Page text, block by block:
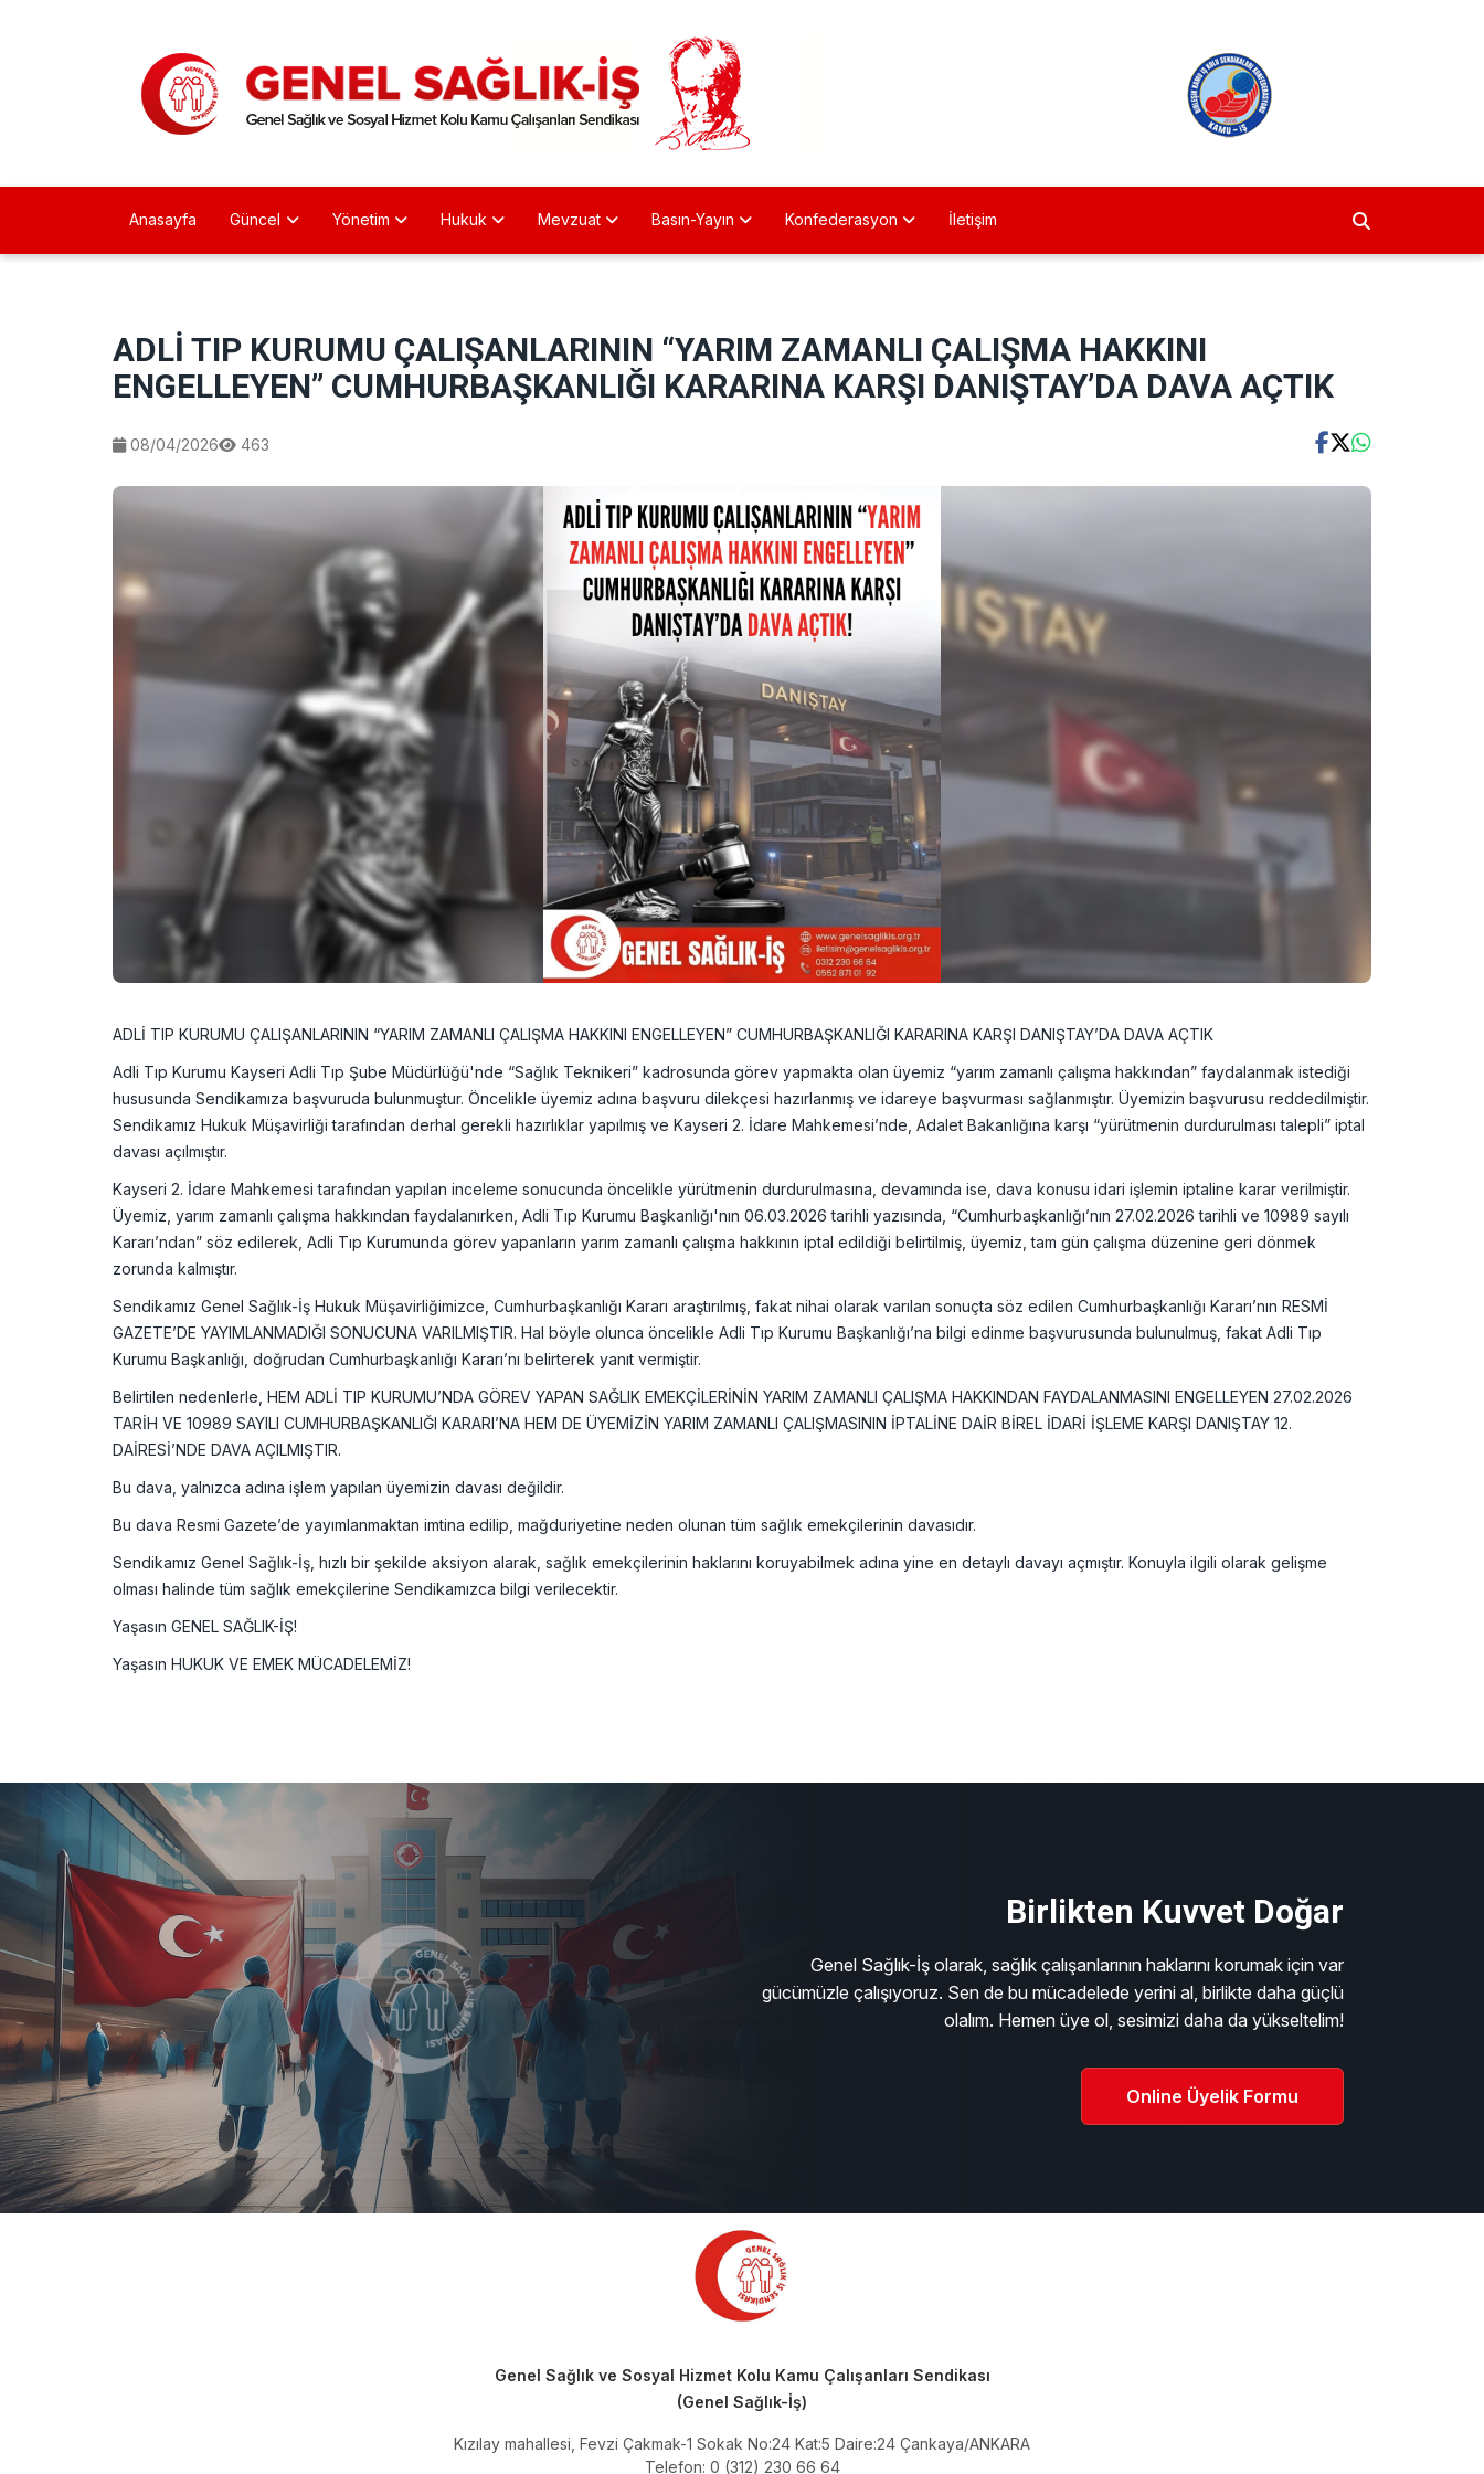
Anasayfa Güncel Yönetim Hukuk Mevzuat Basın-Yayın Konfederasyon İletişim
ADLİ TIP KURUMU ÇALIŞANLARININ “YARIM ZAMANLI ÇALIŞMA HAKKINI
ENGELLEYEN” CUMHURBAŞKANLIĞI KARARINA KARŞI DANIŞTAY’DA DAVA AÇTIK
08/04/2026 463
ADLİ TIP KURUMU ÇALIŞANLARININ “YARIM ZAMANLI ÇALIŞMA HAKKINI ENGELLEYEN” CUMHURBAŞKANLIĞI KARARINA KARŞI DANIŞTAY’DA DAVA AÇTIK
Adli Tıp Kurumu Kayseri Adli Tıp Şube Müdürlüğü'nde “Sağlık Teknikeri” kadrosunda görev yapmakta olan üyemiz “yarım zamanlı çalışma hakkından” faydalanmak istediği
hususunda Sendikamıza başvuruda bulunmuştur. Öncelikle üyemiz adına başvuru dilekçesi hazırlanmış ve idareye başvurması sağlanmıştır. Üyemizin başvurusu reddedilmiştir.
Sendikamız Hukuk Müşavirliği tarafından derhal gerekli hazırlıklar yapılmış ve Kayseri 2. İdare Mahkemesi’nde, Adalet Bakanlığına karşı “yürütmenin durdurulması talepli” iptal
davası açılmıştır.
Kayseri 2. İdare Mahkemesi tarafından yapılan inceleme sonucunda öncelikle yürütmenin durdurulmasına, devamında ise, dava konusu idari işlemin iptaline karar verilmiştir.
Üyemiz, yarım zamanlı çalışma hakkından faydalanırken, Adli Tıp Kurumu Başkanlığı'nın 06.03.2026 tarihli yazısında, “Cumhurbaşkanlığı’nın 27.02.2026 tarihli ve 10989 sayılı
Kararı’ndan” söz edilerek, Adli Tıp Kurumunda görev yapanların yarım zamanlı çalışma hakkının iptal edildiği belirtilmiş, üyemiz, tam gün çalışma düzenine geri dönmek
zorunda kalmıştır.
Sendikamız Genel Sağlık-İş Hukuk Müşavirliğimizce, Cumhurbaşkanlığı Kararı araştırılmış, fakat nihai olarak varılan sonuçta söz edilen Cumhurbaşkanlığı Kararı’nın RESMİ
GAZETE’DE YAYIMLANMADIĞI SONUCUNA VARILMIŞTIR. Hal böyle olunca öncelikle Adli Tıp Kurumu Başkanlığı’na bilgi edinme başvurusunda bulunulmuş, fakat Adli Tıp
Kurumu Başkanlığı, doğrudan Cumhurbaşkanlığı Kararı’nı belirterek yanıt vermiştir.
Belirtilen nedenlerle, HEM ADLİ TIP KURUMU’NDA GÖREV YAPAN SAĞLIK EMEKÇİLERİNİN YARIM ZAMANLI ÇALIŞMA HAKKINDAN FAYDALANMASINI ENGELLEYEN 27.02.2026
TARİH VE 10989 SAYILI CUMHURBAŞKANLIĞI KARARI’NA HEM DE ÜYEMİZİN YARIM ZAMANLI ÇALIŞMASININ İPTALİNE DAİR BİREL İDARİ İŞLEME KARŞI DANIŞTAY 12.
DAİRESİ’NDE DAVA AÇILMIŞTIR.
Bu dava, yalnızca adına işlem yapılan üyemizin davası değildir.
Bu dava Resmi Gazete’de yayımlanmaktan imtina edilip, mağduriyetine neden olunan tüm sağlık emekçilerinin davasıdır.
Sendikamız Genel Sağlık-İş, hızlı bir şekilde aksiyon alarak, sağlık emekçilerinin haklarını koruyabilmek adına yine en detaylı davayı açmıştır. Konuyla ilgili olarak gelişme
olması halinde tüm sağlık emekçilerine Sendikamızca bilgi verilecektir.
Yaşasın GENEL SAĞLIK-İŞ!
Yaşasın HUKUK VE EMEK MÜCADELEMİZ!
Birlikten Kuvvet Doğar
Genel Sağlık-İş olarak, sağlık çalışanlarının haklarını korumak için var
gücümüzle çalışıyoruz. Sen de bu mücadelede yerini al, birlikte daha güçlü
olalım. Hemen üye ol, sesimizi daha da yükseltelim!
Online Üyelik Formu
Genel Sağlık ve Sosyal Hizmet Kolu Kamu Çalışanları Sendikası
(Genel Sağlık-İş)
Kızılay mahallesi, Fevzi Çakmak-1 Sokak No:24 Kat:5 Daire:24 Çankaya/ANKARA
Telefon: 0 (312) 230 66 64